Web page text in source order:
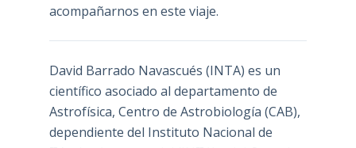
acompañarnos en este viaje.
David Barrado Navascués (INTA) es un
científico asociado al departamento de
Astrofísica, Centro de Astrobiología (CAB),
dependiente del Instituto Nacional de